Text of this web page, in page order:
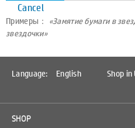
Cancel
Примеры： «Замятие бумаги в
звездочки»
Language: English Shop in
SHOP